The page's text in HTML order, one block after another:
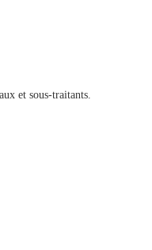
et sous-traitants.